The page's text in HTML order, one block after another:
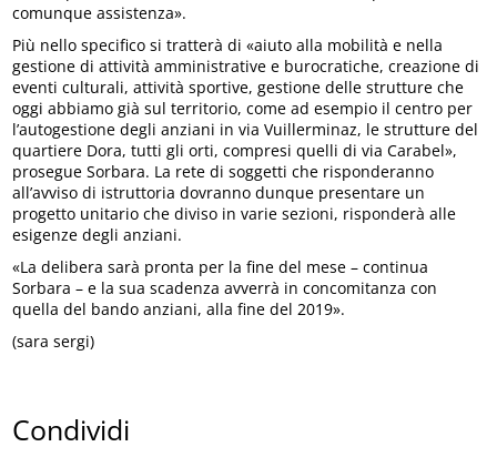
comunque assistenza».
Più nello specifico si tratterà di «aiuto alla mobilità e nella
gestione di attività amministrative e burocratiche, creazione di
eventi culturali, attività sportive, gestione delle strutture che
oggi abbiamo già sul territorio, come ad esempio il centro per
l’autogestione degli anziani in via Vuillerminaz, le strutture del
quartiere Dora, tutti gli orti, compresi quelli di via Carabel»,
prosegue Sorbara. La rete di soggetti che risponderanno
all’avviso di istruttoria dovranno dunque presentare un
progetto unitario che diviso in varie sezioni, risponderà alle
esigenze degli anziani.
«La delibera sarà pronta per la fine del mese – continua
Sorbara – e la sua scadenza avverrà in concomitanza con
quella del bando anziani, alla fine del 2019».
(sara sergi)
Condividi